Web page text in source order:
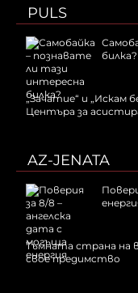
PULS
билка?
„Зачатие“ и „Искам
Центъра за
AZ-JENATA
Тъмната страна на
свое предимство